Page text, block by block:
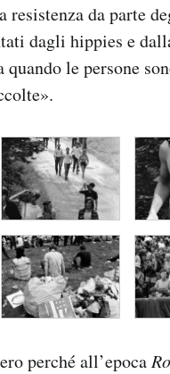
resistenza da parte
dagli hippies e
quando le persone
perché all’epoca